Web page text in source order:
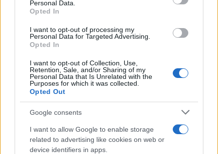
Personal Data.
Opted In
I want to opt-out of processing my
Personal Data for Targeted Advertising.
Opted In
I want to opt-out of Collection, Use,
Retention, Sale, and/or Sharing of my
Personal Data that Is Unrelated with the
Purposes for which it was collected.
Opted Out
Google consents
I want to allow Google to enable storage
related to advertising like cookies on web or
device identifiers in apps.
Ιαπωνία: Απίθανο βίντεο από χειρουργείο τη
στιγμή του σεισμού 7,1 Ρίχτερ - Αγκάλιασαν τον
07.08.2026 ΓΙΏΡΓΟΣ ΓΕΩΡΓΑΚΌΠΟΥΛΟΣ